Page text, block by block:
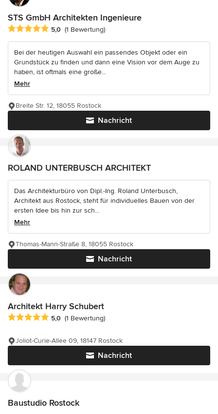
STS GmbH Architekten Ingenieure
Durchschnittliche Bewertung: 5 von 5 Sternen
5,0 (1 Bewertung)
Bei der heutigen Auswahl ein passendes Objekt oder ein
Grundstück zu finden und dann eine Vision vor dem Auge zu
haben, ist oftmals eine große...
Mehr
Nachricht
Breite Str. 12, 18055 Rostock
ROLAND UNTERBUSCH ARCHITEKT
Das Architekturbüro von Dipl.-Ing. Roland Unterbusch,
Architekt aus Rostock, steht für individuelles Bauen von der
ersten Idee bis hin zur sch...
Mehr
Nachricht
Thomas-Mann-Straße 8, 18055 Rostock
Architekt Harry Schubert
Durchschnittliche Bewertung: 5 von 5 Sternen
5,0 (1 Bewertung)
Nachricht
Joliot-Curie-Allee 09, 18147 Rostock
Baustudio Rostock